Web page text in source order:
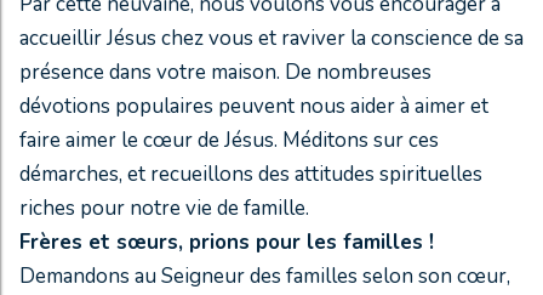
accueillir Jésus chez vous et raviver la conscience de sa
présence dans votre maison. De nombreuses
dévotions populaires peuvent nous aider à aimer et
faire aimer le cœur de Jésus. Méditons sur ces
démarches, et recueillons des attitudes spirituelles
riches pour notre vie de famille.
Frères et sœurs, prions pour les familles !
Demandons au Seigneur des familles selon son cœur,